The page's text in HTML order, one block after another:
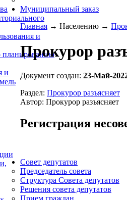
и
планированию
и
Муниципальный заказ
Главная → Населению →
Прокурор
Документ создан: 23-Май-
Раздел: Прокурор разъясняет
Автор: Прокурор разъясняет
Регистрация
Совет депутатов
Председатель совета
Структура Совета депутатов
Решения совета депутатов